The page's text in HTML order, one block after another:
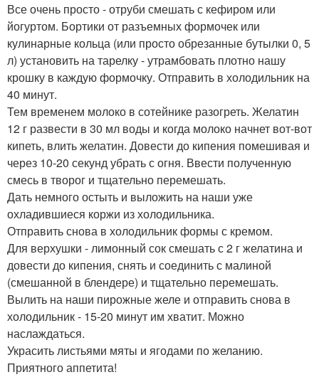
Все очень просто - отруби смешать с кефиром или
йогуртом. Бортики от разъемных формочек или
кулинарные кольца (или просто обрезанные бутылки 0, 5
л) установить на тарелку - утрамбовать плотно нашу
крошку в каждую формочку. Отправить в холодильник на
40 минут.
Тем временем молоко в сотейнике разогреть. Желатин
12 г развести в 30 мл воды и когда молоко начнет вот-вот
кипеть, влить желатин. Довести до кипения помешивая и
через 10-20 секунд убрать с огня. Ввести полученную
смесь в творог и тщательно перемешать.
Дать немного остыть и выложить на наши уже
охладившиеся коржи из холодильника.
Отправить снова в холодильник формы с кремом.
Для верхушки - лимонный сок смешать с 2 г желатина и
довести до кипения, снять и соединить с малиной
(смешанной в блендере) и тщательно перемешать.
Вылить на наши пирожные желе и отправить снова в
холодильник - 15-20 минут им хватит. Можно
наслаждаться.
Украсить листьями мяты и ягодами по желанию.
Приятного аппетита!